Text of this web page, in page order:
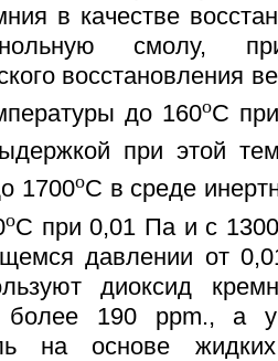
в качестве
смолу,
восстановления
до 160oC
при этой
1700oC в среде
oC при 0,01 Па и с
давлении от
диоксид
190 ppm., а
на основе